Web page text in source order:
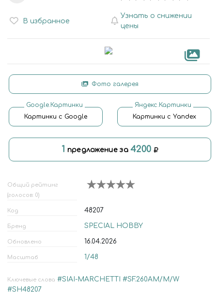
В избранное
Узнать о снижении
цены
Фото галерея
Google.Картинки
Картинки с Google
Яндекс.Картинки
Картинки с Yandex
1 предложение за4200
Общий рейтинг
(голосов: 0)
Код 48207
Бренд SPECIAL HOBBY
Обновлено 16.04.2026
Масштаб 1/48
Ключевые слова #SIAI-MARCHETTI #SF.260AM/M/W
#SH48207